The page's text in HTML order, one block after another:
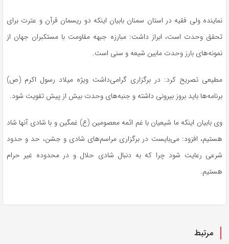
نماینده ولی فقیه در استان سمنان بابیان اینکه دو ریسمان قرآن و عترت برای
تحقق وحدت است، ابراز داشت: مبارزه جبهه مقاومت با مستکبران جهان از
نمونه‌های بارز وحدت مابین شیعه و سنی است.
مطیعی تصریح کرد: در برگزاری گرامی‌داشت ویژه میلاد رسول اکرم (ص)
برنامه‌ها باید بروز بیرونی داشته و جنبه‌های وحدت بیش از پیش تقویت شود.
وی بابیان اینکه ما شیعیان با غم ائمه معصومین (ع) غمگین و با شادی آنها شاد
هستیم، افزود: می‌بایست در برگزاری مراسم‌های شادی و جشن، حد و حدود
شرعی رعایت شود چرا که به دنبال شادی حلال و در محدوده غیر حرام
هستیم.
مرتبط